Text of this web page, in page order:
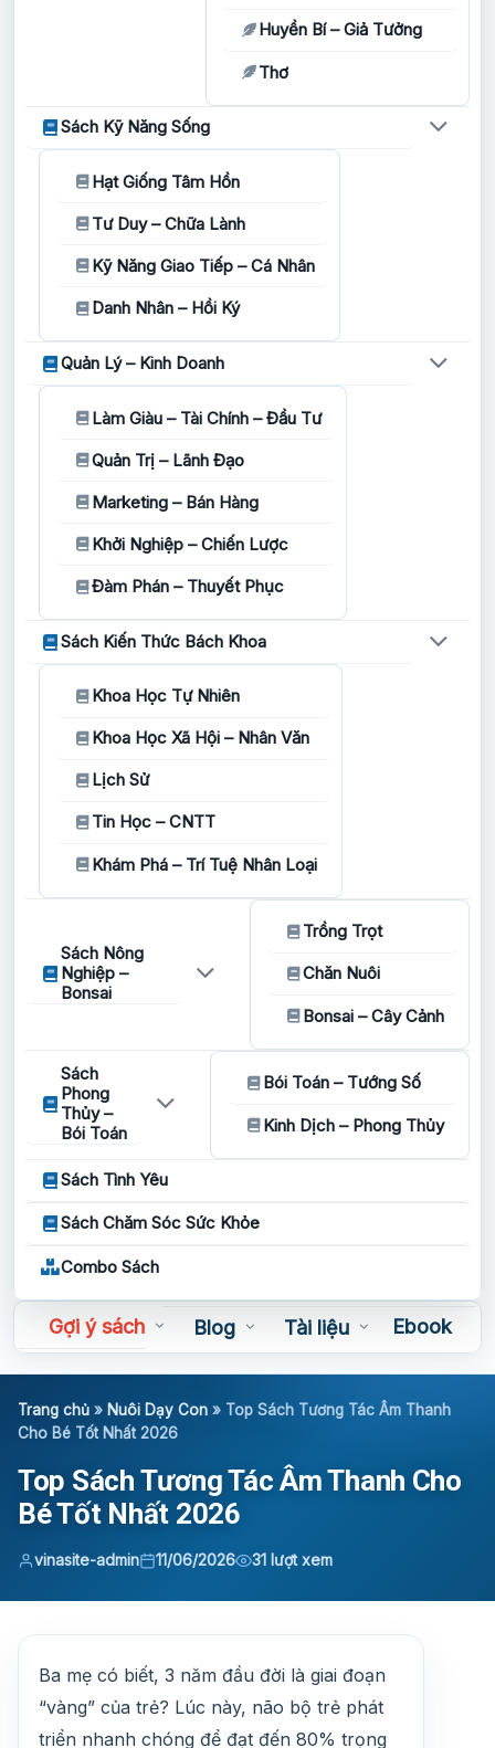
Huyền Bí – Giả Tưởng
Thơ
Sách Kỹ Năng Sống
Hạt Giống Tâm Hồn
Tư Duy – Chữa Lành
Kỹ Năng Giao Tiếp – Cá Nhân
Danh Nhân – Hồi Ký
Quản Lý – Kinh Doanh
Làm Giàu – Tài Chính – Đầu Tư
Quản Trị – Lãnh Đạo
Marketing – Bán Hàng
Khởi Nghiệp – Chiến Lược
Đàm Phán – Thuyết Phục
Sách Kiến Thức Bách Khoa
Khoa Học Tự Nhiên
Khoa Học Xã Hội – Nhân Văn
Lịch Sử
Tin Học – CNTT
Khám Phá – Trí Tuệ Nhân Loại
Sách Nông
Nghiệp –
Bonsai
Trồng Trọt
Chăn Nuôi
Bonsai – Cây Cảnh
Sách
Phong
Thủy –
Bói Toán
Bói Toán – Tướng Số
Kinh Dịch – Phong Thủy
Sách Tình Yêu
Sách Chăm Sóc Sức Khỏe
Combo Sách
Gợi ý sách Blog Tài liệu
Ebook
Sách nói
Trang chủ » Nuôi Dạy Con » Top Sách Tương Tác Âm Thanh
Cho Bé Tốt Nhất 2026
Top Sách Tương Tác Âm Thanh Cho
Bé Tốt Nhất 2026
vinasite-admin 11/06/2026 31 lượt xem
Ba mẹ có biết, 3 năm đầu đời là giai đoạn
“vàng” của trẻ? Lúc này, não bộ trẻ phát
triển nhanh chóng để đạt đến 80% trọng